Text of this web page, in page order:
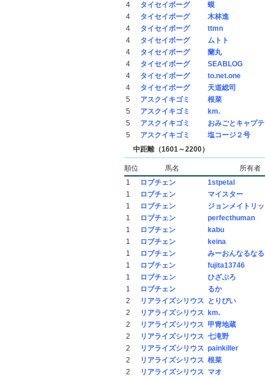
4
タイセイボーグ
蟆
4
タイセイボーグ
木林進
4
タイセイボーグ
ttmn
4
タイセイボーグ
ムトト
4
タイセイボーグ
蘭丸
4
タイセイボーグ
SEABLOG
4
タイセイボーグ
to.net.one
4
タイセイボーグ
天道総司
5
アスクイキゴミ
根菜
5
アスクイキゴミ
km.
5
アスクイキゴミ
おみごとキャプ
5
アスクイキゴミ
塩コージ２号
中距離（1601～2200）
順位 馬名
所有者
1
ロブチェン
1stpetal
1
ロブチェン
マイスター
1
ロブチェン
ジョンメイトリ
1
ロブチェン
perfecthuman
1
ロブチェン
kabu
1
ロブチェン
keina
1
ロブチェン
みーおんなるなる
1
ロブチェン
fujita13746
1
ロブチェン
ひざぷろ
1
ロブチェン
るか
2
リアライズシリウス
とりぴい
2
リアライズシリウス
km.
2
リアライズシリウス 甲冑地蔵
2
リアライズシリウス 七滝野
2
リアライズシリウス painkiller
2
リアライズシリウス 根菜
2
リアライズシリウス マオ